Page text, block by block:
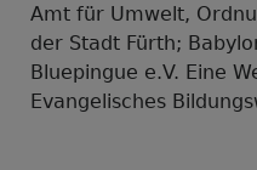
Amt für Umwelt,
der Stadt Fürth;
Bluepingue e.V. Eine
Evangelisches